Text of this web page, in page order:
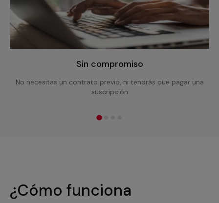
Sin compromiso
No necesitas un contrato previo, ni tendrás que pagar una
suscripción
¿Cómo funciona